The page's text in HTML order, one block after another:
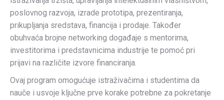
poslovnog razvoja, izrade prototipa, prezentiranja,
prikupljanja sredstava, financija i prodaje. Također
obuhvaća brojne networking događaje s mentorima,
investitorima i predstavnicima industrije te pomoć pri
prijavi na različite izvore financiranja.
Ovaj program omogućuje istraživačima i studentima da
nauče i usvoje ključne prve korake potrebne za pokretanje